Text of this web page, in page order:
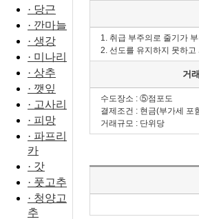
· 당근
· 깐마늘
· 생강
· 미나리
· 상추
· 깻잎
· 고사리
· 피망
· 파프리
카
· 갓
· 풋고추
· 청양고
추
1. 취급 부주의로 줄기가
2. 선도를 유지하지 못하
거
수도장소 : ⑤점포도
결제조건 : 현금(부가세 포
거래규모 : 단위당